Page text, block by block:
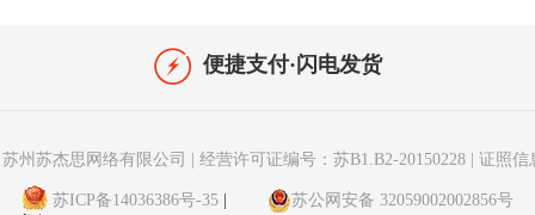
便捷支付·闪电发货
州苏杰思网络有限公司 经营许可证编号：苏B1.B2-20150228 证照信
苏ICP备14036386号-35 苏公网安备 32059002002856号